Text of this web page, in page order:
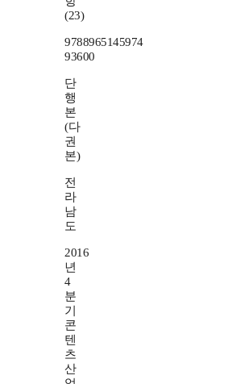
(23)
9788965145974
93600
단
행
본
(다
권
본)
전
라
남
도
2016
년
4
분
기
콘
텐
츠
산